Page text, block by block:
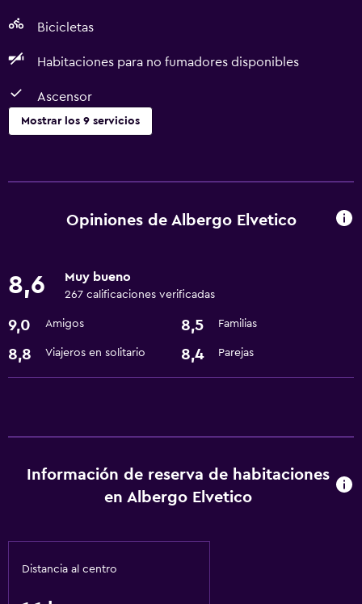
Bicicletas
Habitaciones para no fumadores disponibles
Ascensor
Mostrar los 9 servicios
Habitaciones para no fumadores disponibles
Lavandería
Comedor
Restaurante
Salud y seguridad
Servicios y facilidades
Opiniones de Albergo Elvetico
8,6 Muy bueno
267 calificaciones verificadas
9,0 Amigos 8,5 Familias
8,8 Viajeros en solitario 8,4 Parejas
Información de reserva de habitaciones
en Albergo Elvetico
Distancia al centro